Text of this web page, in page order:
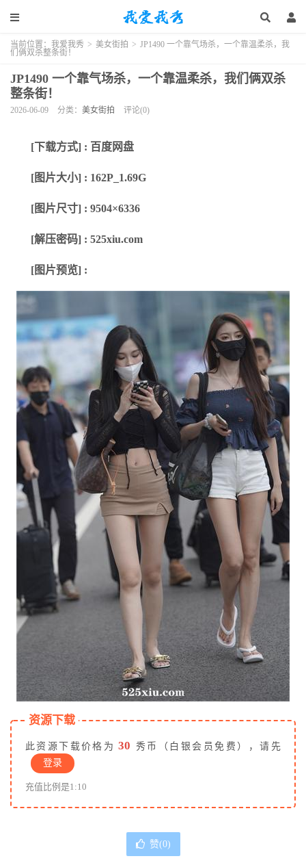
当前位置： 我爱我秀 > 美女街拍 > JP1490 一个靠气场杀，一个靠温柔杀，我
们俩双杀整条街！
JP1490 一个靠气场杀，一个靠温柔杀，我们俩双杀
整条街！
2026-06-09 分类： 美女街拍 评论(0)
[下载方式] : 百度网盘
[图片大小] : 162P_1.69G
[图片尺寸] : 9504×6336
[解压密码] : 525xiu.com
[图片预览] :
资源下载
此资源下载价格为 30 秀币（白银会员免费），请先
登录
充值比例是1:10
赞(0)